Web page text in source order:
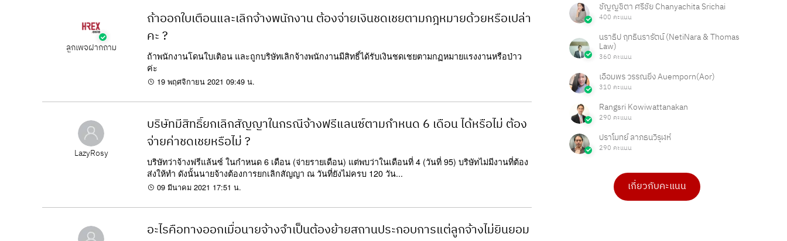
ลูกเพจฝากถาม
ถ้าออกใบเตือนและเลิกจ้างพนักงาน ต้องจ่ายเงินชดเชยตามกฎหมายด้วยหรือเปล่า
คะ ?
ถ้าพนักงานโดนใบเติอน และถูกบริษัทเลิกจ้างพนักงานมีสิทธิ์ได้รับเงินชดเชยตามกฏหมายแรงงานหรือป่าว
ค่ะ
19 พฤศจิกายน 2021 09:49 น.
LazyRosy
บริษัทมีสิทธิ์ยกเลิกสัญญาในกรณีจ้างฟรีแลนซ์ตามกำหนด 6 เดือน ได้หรือไม่ ต้อง
จ่ายค่าชดเชยหรือไม่ ?
บริษัทว่าจ้างฟรีแล้นซ์ ในกำหนด 6 เดือน (จ่ายรายเดือน) แต่พบว่าในเดือนที่ 4 (วันที่ 95) บริษัทไม่มีงานที่ต้อง
ส่งให้ทำ ดังนั้นนายจ้างต้องการยกเลิกสัญญา ณ วันที่ยังไม่ครบ 120 วัน...
09 มีนาคม 2021 17:51 น.
อะไรคือทางออกเมื่อนายจ้างจำเป็นต้องย้ายสถานประกอบการแต่ลูกจ้างไม่ยินยอม
ชัญญชิตา ศรีชัย Chanyachita Srichai
400 คะแนน
นราธิป ฤทธินรารัตน์ (NetiNara & Thomas
Law)
360 คะแนน
เอื้อมพร วรรณยิ่ง Auemporn(Aor)
310 คะแนน
Rangsri Kowiwattanakan
290 คะแนน
ปราโมทย์ ลาภธนวิรุฬห์
290 คะแนน
ดร.เบ็ญจวรรณ บุญใจเพ็ชร
4 คะแนน
ดร.เบ็ญจวรรณ บุญใจเพ็ชร
4 คะแนน
เกี่ยวกับคะแนน